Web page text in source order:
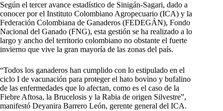
Según el tercer avance estadístico de Sinigán-Sagari, dado a
conocer por el Instituto Colombiano Agropecuario (ICA) y la
Federación Colombiana de Ganaderos (FEDEGÁN), Fondo
Nacional del Ganado (FNG), esta gestión se ha realizado a lo
largo y ancho del territorio colombiano no obstante el fuerte
invierno que vive la gran mayoría de las zonas del país.
“Todos los ganaderos han cumplido con lo estipulado en el
ciclo I de vacunación para proteger el hato bovino y bufalino
de las enfermedades que lo afectan, como es el caso de la
Fiebre Aftosa, la Brucelosis y la Rabia de origen Silvestre”,
manifestó Deyanira Barrero León, gerente general del ICA.